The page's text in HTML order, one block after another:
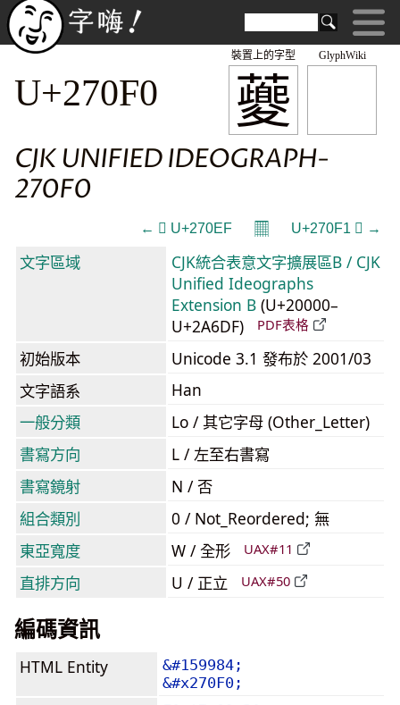
GlyphWiki
𧃰
裝置上的字型
U+270F0
CJK UNIFIED IDEOGRAPH-
270F0
← 𧃯 U+270EF 𝄜 U+270F1 𧃱 →
文字區域
CJK統合表意文字擴展區B / CJK
Unified Ideographs
Extension B (U+20000–
U+2A6DF)
PDF表格
初始版本
Unicode 3.1 發布於 2001/03
文字語系
Han
一般分類
Lo / 其它字母 (Other_Letter)
書寫方向
L / 左至右書寫
書寫鏡射
N / 否
組合類別
0 / Not_Reordered; 無
東亞寬度
W / 全形 UAX#11
直排方向 U / 正立 UAX#50
編碼資訊
HTML Entity
&#159984;
&#x270F0;